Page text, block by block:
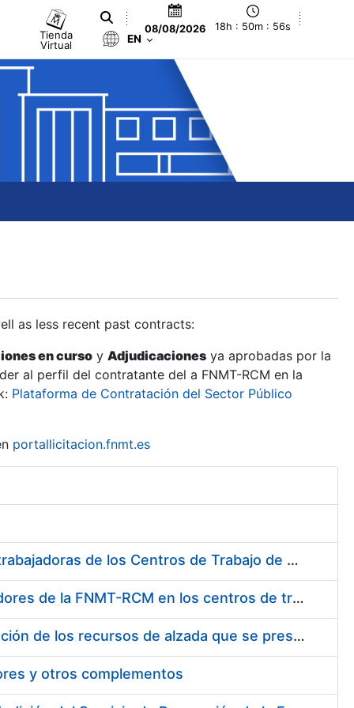
Tienda
Virtual
08/08/2026 18h : 50m : 57s
EN
as less recent past contracts:
en curso y Adjudicaciones ya aprobadas por la
al perfil del contratante del a FNMT-RCM en la
Plataforma de Contratación del Sector Público
portallicitacion.fnmt.es
Suministro de Protectores Auditivos a medida para las personas trabajadoras de los Centros de Trabajo de Madrid y Burgos
Suministro de gafas graduadas antiproyecciones para los trabajadores de la FNMT-RCM en los centros de trabajo de Madrid y Burgos
Servicios de una empresa externa para el asesoramiento y resolución de los recursos de alzada que se presentan relacionados con procesos de selección para la FNMT-RCM
y otros complementos